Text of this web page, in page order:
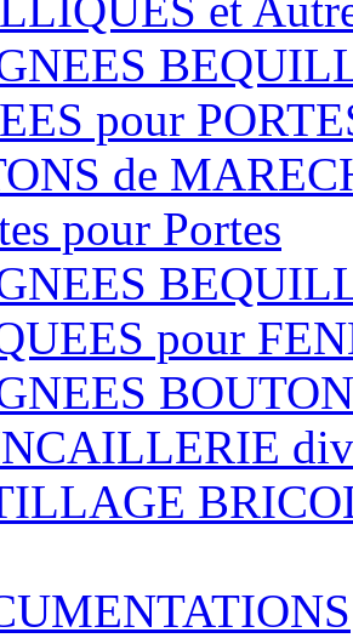
pour
de
pour Portes
pour